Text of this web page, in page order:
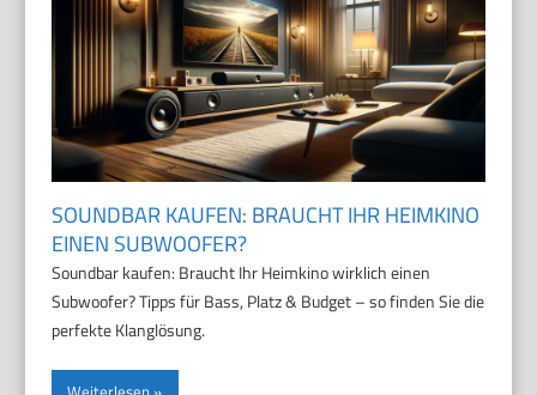
SOUNDBAR KAUFEN: BRAUCHT IHR HEIMKINO
EINEN SUBWOOFER?
Soundbar kaufen: Braucht Ihr Heimkino wirklich einen
Subwoofer? Tipps für Bass, Platz & Budget – so finden Sie die
perfekte Klanglösung.